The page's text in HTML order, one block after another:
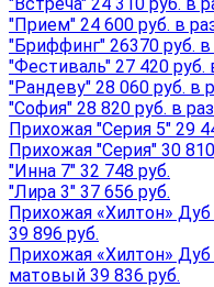
"Прием" 24 600 руб. в
"Бриффинг" 26370 руб.
"Фестиваль" 27 420 руб.
"Рандеву" 28 060 руб. в
"София" 28 820 руб. в
Прихожая "Серия 5" 29
Прихожая "Серия" 30
"Инна 7" 32 748 руб.
"Лира 3" 37 656 руб.
Прихожая «Хилтон»
39 896 руб.
Прихожая «Хилтон»
матовый 39 836 руб.